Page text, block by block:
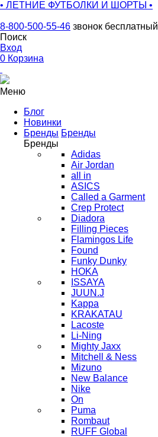
• ЛЕТНИЕ ФУТБОЛКИ И ШОРТЫ •
8-800-500-55-46 звонок бесплатный
Поиск
Вход
0 Корзина
Меню
Блог
Новинки
Бренды Бренды
Бренды
Adidas
Air Jordan
all in
ASICS
Called a Garment
Crep Protect
Diadora
Filling Pieces
Flamingos Life
Found
Funky Dunky
HOKA
ISSAYA
JUUN.J
Kappa
KRAKATAU
Lacoste
Li-Ning
Mighty Jaxx
Mitchell & Ness
Mizuno
New Balance
Nike
On
Puma
Rombaut
RUFF Global